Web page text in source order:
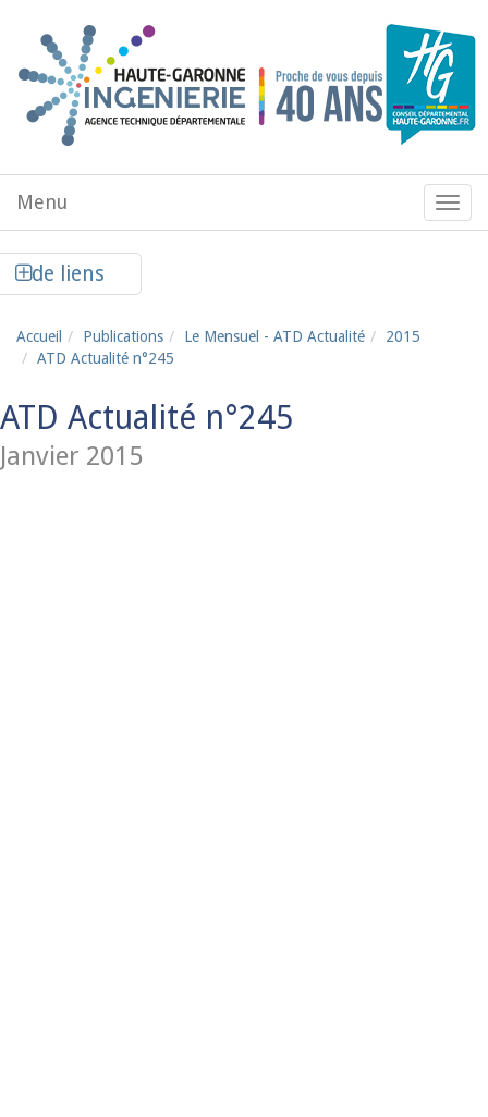
Menu
de
Menu
de liens
Accueil Publications Le Mensuel - ATD Actualité
2015
ATD Actualité n°245
ATD Actualité n°245
Janvier 2015